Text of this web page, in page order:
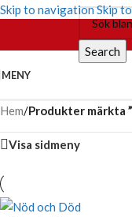
Skip to navigationSkip
Search
MENY
Hem/Produkter märkta
Visa sidmeny